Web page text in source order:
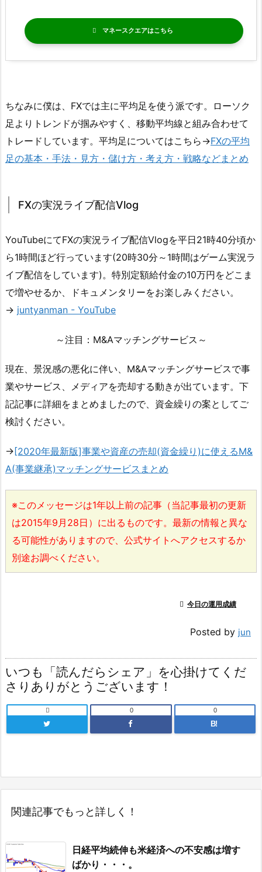
マネースクエア
ちなみに僕は、FXでは主に平均足を使う派です。ローソク
足よりトレンドが掴みやすく、移動平均線と組み合わせて
トレードしています。平均足についてはこちら→FXの平均
足の基本・手法・見方・儲け方・考え方・戦略などまとめ
FXの実況ライブ配信Vlog
YouTubeにてFXの実況ライブ配信Vlogを平日21時40分頃か
ら1時間ほど行っています(20時30分～1時間はゲーム実況ラ
イブ配信をしています)。特別定額給付金の10万円をどこま
で増やせるか、ドキュメンタリーをお楽しみください。
→ juntyanman - YouTube
～注目：M&Aマッチングサービス～
現在、景況感の悪化に伴い、M&Aマッチングサービスで事
業やサービス、メディアを売却する動きが出ています。下
記記事に詳細をまとめましたので、資金繰りの案としてご
検討ください。
→ [2020年最新版]事業や資産の売却(資金繰り)に使えるM&
A(事業継承)マッチングサービスまとめ
※このメッセージは1年以上前の記事（当記事最初の更新
は2015年9月28日）に出るものです。最新の情報と異な
る可能性がありますので、公式サイトへアクセスするか
別途お調べください。
 今日の運用成績
Posted by jun
いつも「読んだらシェア」を心掛けてくだ
さりありがとうございます！
 0
B!
0
関連記事でもっと詳しく！
日経平均続伸も米経済への不安感は増す
ばかり・・・。